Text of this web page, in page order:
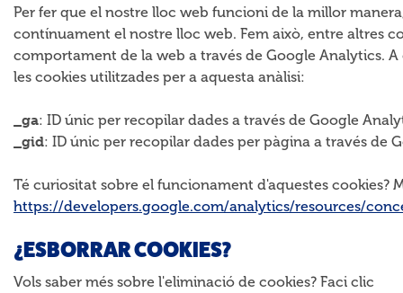
Per fer que el nostre lloc web funcioni de la millor
contínuament el nostre lloc web. Fem això, entre altres
comportament de la web a través de Google Analytics.
les cookies utilitzades per a aquesta anàlisi:
_ga: ID únic per recopilar dades a través de Google
_gid: ID únic per recopilar dades per pàgina a través de
Té curiositat sobre el funcionament d'aquestes cookies?
https://developers.google.com/analytics/resources/
¿ESBORRAR COOKIES?
Vols saber més sobre l'eliminació de cookies? Faci clic